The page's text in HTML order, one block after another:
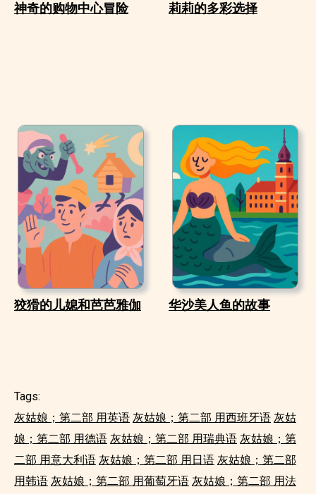
神奇的购物中心冒险 莉莉的多彩选择
狡猾的儿媳和芭芭雅伽 华沙美人鱼的故事
Tags:
灰姑娘；第二部 用英语 灰姑娘；第二部 用西班牙语 灰姑
娘；第二部 用德语 灰姑娘；第二部 用瑞典语 灰姑娘；第
二部 用意大利语 灰姑娘；第二部 用日语 灰姑娘；第二部
用韩语 灰姑娘；第二部 用葡萄牙语 灰姑娘；第二部 用法